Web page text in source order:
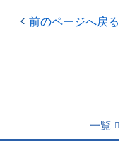
前のページへ戻る
一覧